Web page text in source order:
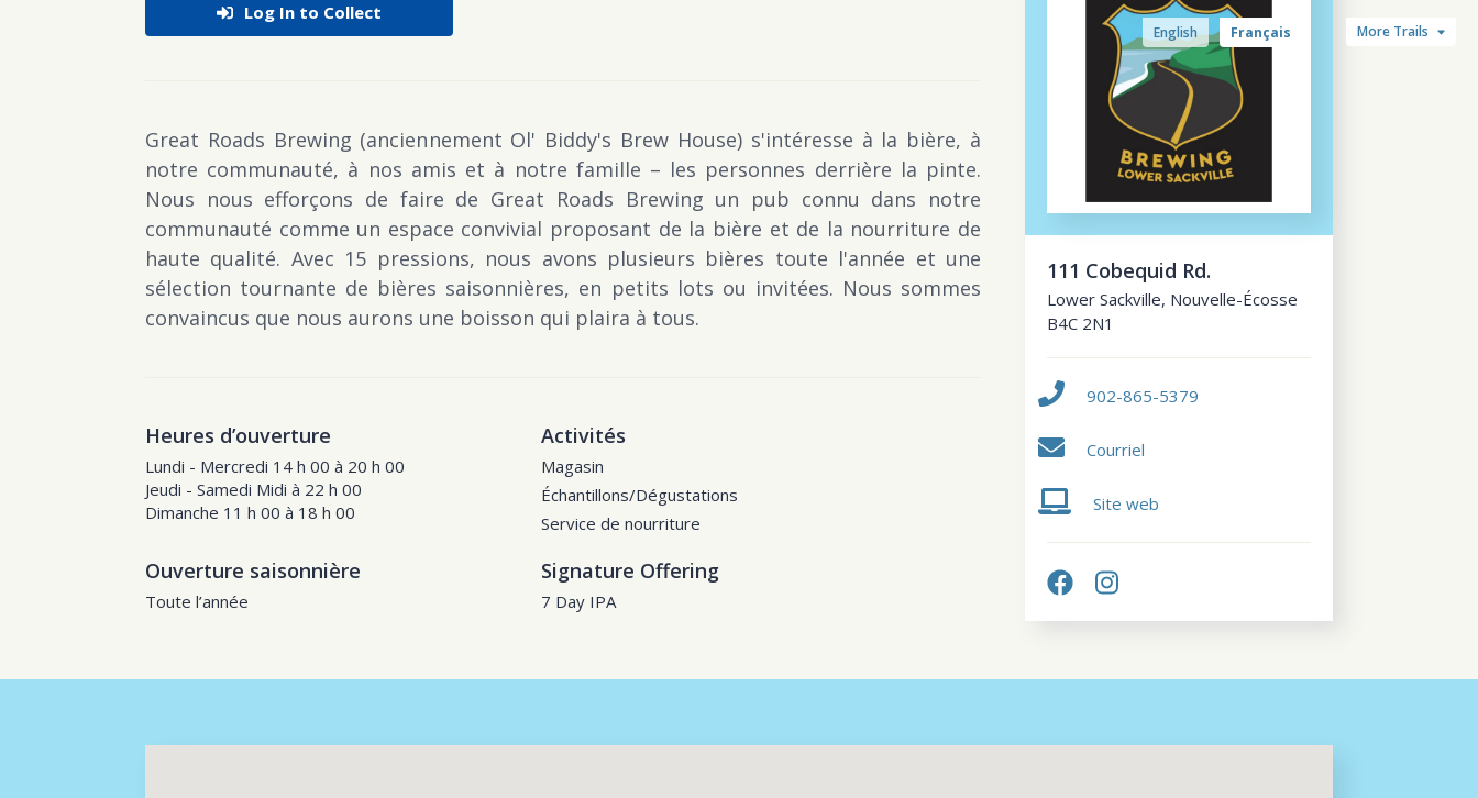
English Français More Trails
Log In to Collect
111 Cobequid Rd.
Lower Sackville, Nouvelle-Écosse
B4C 2N1
902-865-5379
Courriel
Site web
Great Roads Brewing (anciennement Ol' Biddy's Brew House) s'intéresse à la bière, à
notre communauté, à nos amis et à notre famille – les personnes derrière la pinte.
Nous nous efforçons de faire de Great Roads Brewing un pub connu dans notre
communauté comme un espace convivial proposant de la bière et de la nourriture de
haute qualité. Avec 15 pressions, nous avons plusieurs bières toute l'année et une
sélection tournante de bières saisonnières, en petits lots ou invitées. Nous sommes
convaincus que nous aurons une boisson qui plaira à tous.
Heures d’ouverture
Lundi - Mercredi 14 h 00 à 20 h 00
Jeudi - Samedi Midi à 22 h 00
Dimanche 11 h 00 à 18 h 00
Activités
Magasin
Échantillons/Dégustations
Service de nourriture
Ouverture saisonnière
Toute l’année
Signature Offering
7 Day IPA